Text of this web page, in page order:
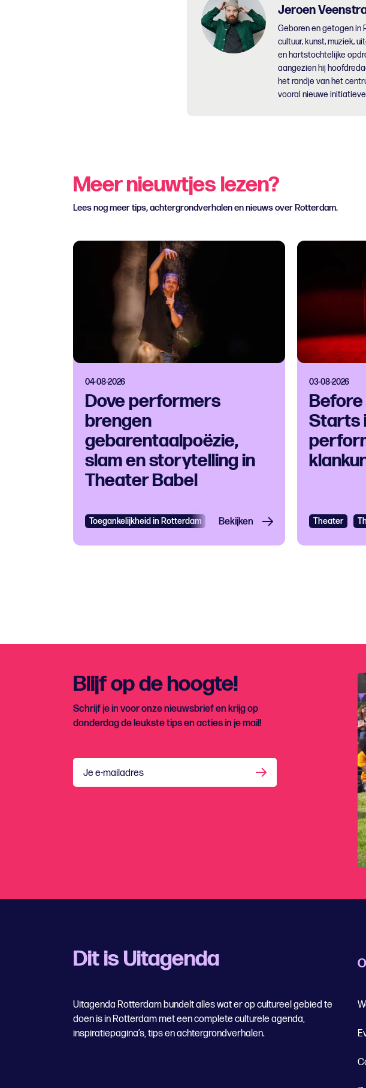
Jeroen
Geboren en getogen in
cultuur, kunst, muziek,
en hartstochtelijke
aangezien hij
het randje van het
vooral nieuwe
Meer nieuwtjes lezen?
Lees nog meer tips, achtergrondverhalen en nieuws over Rotterdam.
04-08-2026
Dove performers
brengen
gebarentaalpoëzie,
slam en storytelling in
Theater Babel
Toegankelijkheid in Rotterdam Theater Theater
Bekijken
03-08-2026
Starts
Theater
Blijf op de hoogte!
Schrijf je in voor onze nieuwsbrief en krijg op
donderdag de leukste tips en acties in je mail!
Je e-mailadres
Dit is Uitagenda
Uitagenda Rotterdam bundelt alles wat er op cultureel gebied te
doen is in Rotterdam met een complete culturele agenda,
inspiratiepagina’s, tips en achtergrondverhalen.